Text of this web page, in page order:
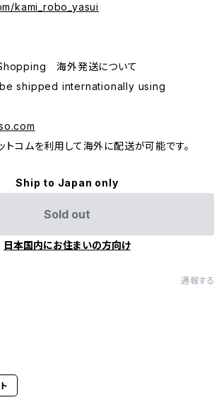
kami_robo_yasui
海外発送について
shipped internationally using
トコムを利用して海外に配送が可能です。
Ship to Japan only
Sold out
日本国内にお住まいの方向け
通報する